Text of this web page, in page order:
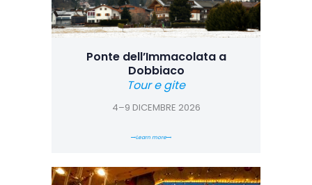
Ponte dell’Immacolata a
Dobbiaco
Tour e gite
4–9 DICEMBRE 2026
Learn more